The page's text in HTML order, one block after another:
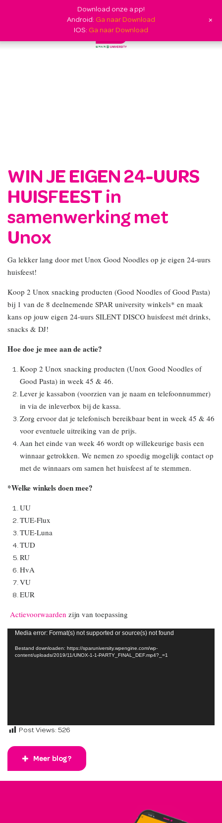
WIN JE EIGEN 24-UURS
HUISFEEST in
samenwerking met
Unox
Ga lekker lang door met Unox Good Noodles op je eigen 24-uurs
huisfeest!
Koop 2 Unox snacking producten (Good Noodles of Good Pasta)
bij 1 van de 8 deelnemende SPAR university winkels* en maak
kans op jouw eigen 24-uurs SILENT DISCO huisfeest mét drinks,
snacks & DJ!
Hoe doe je mee aan de actie?
Koop 2 Unox snacking producten (Unox Good Noodles of
Good Pasta) in week 45 & 46.
Lever je kassabon (voorzien van je naam en telefoonnummer)
in via de inleverbox bij de kassa.
Zorg ervoor dat je telefonisch bereikbaar bent in week 45 & 46
voor eventuele uitreiking van de prijs.
Aan het einde van week 46 wordt op willekeurige basis een
winnaar getrokken. We nemen zo spoedig mogelijk contact op
met de winnaars om samen het huisfeest af te stemmen.
*Welke winkels doen mee?
UU
TUE-Flux
TUE-Luna
TUD
RU
HvA
VU
EUR
Actievoorwaarden zijn van toepassing
Videospeler
Media error: Format(s) not supported or source(s) not found
Bestand downloaden: https://sparuniversity.wpengine.com/wp-
content/uploads/2019/11/UNOX-1-1-PARTY_FINAL_DEF.mp4?_=1
Post Views: 526
Meer blog?
Download onze app!
Android: Ga naar Download
IOS: Ga naar Download
+